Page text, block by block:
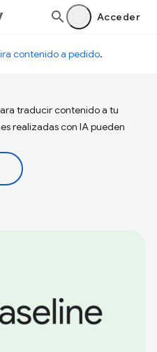
Acceder
contenido a pedido.
traducir contenido a tu
realizadas con IA pueden